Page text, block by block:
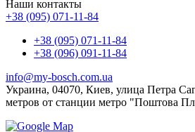
Наши контакты
+38 (095) 071-11-84
+38 (095) 071-11-84
+38 (096) 091-11-84
info@my-bosch.com.ua
Украина, 04070, Киев, улица Петра
метров от станции метро "Поштова